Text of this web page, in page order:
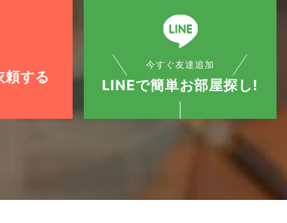
頼する
今すぐ友達追加
LINEで簡単お部屋探し!